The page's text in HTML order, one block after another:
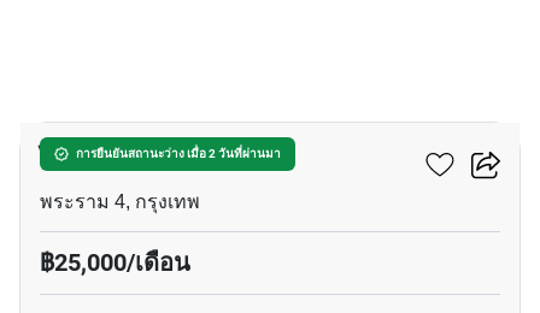
การยืนยันสถานะว่าง เมื่อ 2 วันที่ผ่านมา
ไลฟ์ พระราม 4 - อโศก
พระราม 4, กรุงเทพ
฿25,000/เดือน